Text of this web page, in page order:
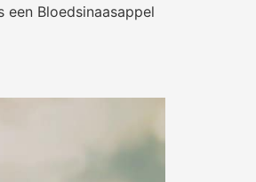
Bloedsinaasappel